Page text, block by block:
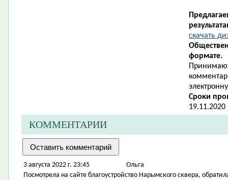
скачать
формате.
Сроки
19.11.2020
КОММЕНТАРИИ
3 августа 2022 г. 23:45
Ольга
Посмотрела на сайте благоустройство Нарымского сквера,